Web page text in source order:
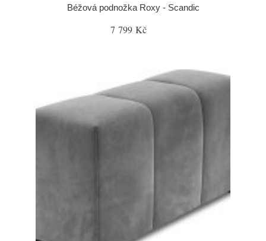
Béžová podnožka Roxy - Scandic
7 799 Kč